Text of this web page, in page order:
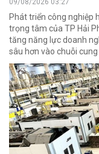
09/08/2026 03:27
Phát triển công nghiệp
trọng tâm của TP Hải
tăng năng lực doanh
sâu hơn vào chuỗi